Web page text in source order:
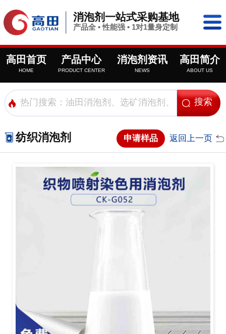
消泡剂一站式采购基地
产品全 • 性能强 • 1对1量身定制
高田首页
HOME
产品中心
PRODUCT CENTER
消泡剂资讯
NEWS
高田简介
ABOUT US
纺织消泡剂 申请样品 返回上一页